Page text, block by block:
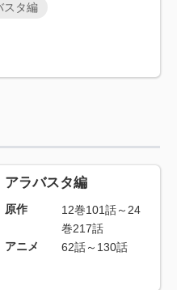
スタ編
アラバスタ編
原作
12巻101話～24
巻217話
アニメ
62話～130話